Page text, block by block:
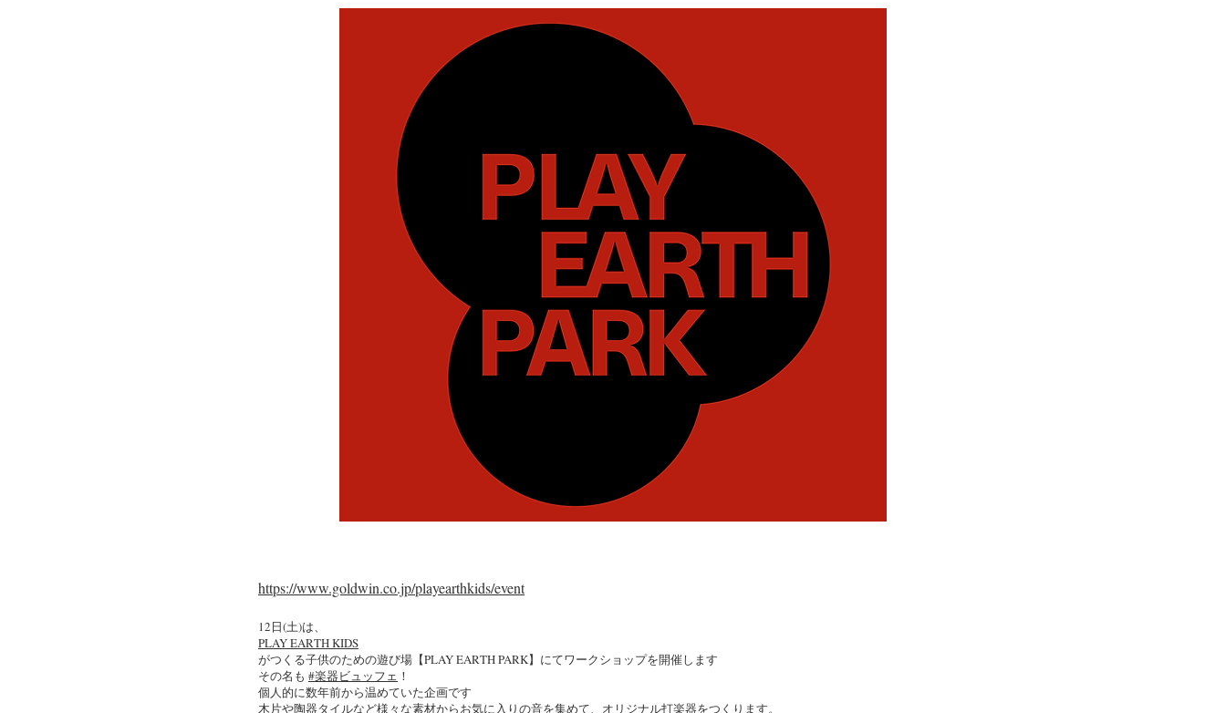
https://www.goldwin.co.jp/playearthkids/event
12日(土)は、
​PLAY EARTH KIDS
がつくる子供のための遊び場【PLAY EARTH PARK】にてワークショップを開催します
その名も #楽器ビュッフェ ！
個人的に数年前から温めていた企画です
木片や陶器タイルなど様々な素材からお気に入りの音を集めて、オリジナル打楽器をつくります。